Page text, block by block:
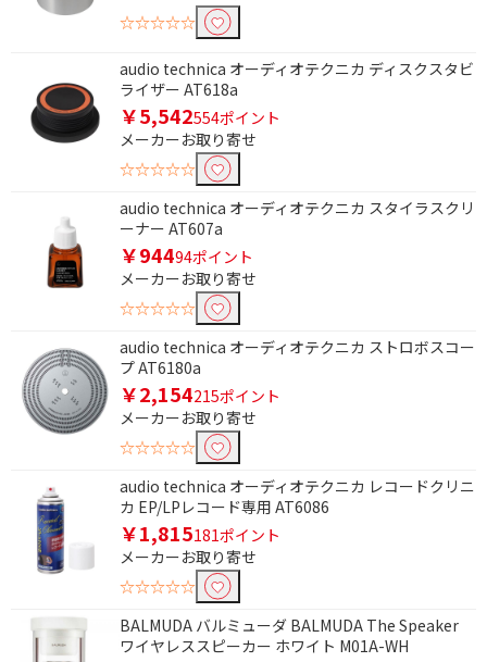
☆☆☆☆☆
audio technica オーディオテクニカ ディスクスタビ
ライザー AT618a
￥5,542554ポイント
メーカーお取り寄せ
☆☆☆☆☆
audio technica オーディオテクニカ スタイラスクリ
ーナー AT607a
￥94494ポイント
メーカーお取り寄せ
☆☆☆☆☆
audio technica オーディオテクニカ ストロボスコー
プ AT6180a
￥2,154215ポイント
メーカーお取り寄せ
☆☆☆☆☆
audio technica オーディオテクニカ レコードクリニ
カ EP/LPレコード専用 AT6086
￥1,815181ポイント
メーカーお取り寄せ
☆☆☆☆☆
BALMUDA バルミューダ BALMUDA The Speaker
ワイヤレススピーカー ホワイト M01A-WH
充電端子で絞り込む
ステレオ・モノラルで絞り込む
ステレオタイプ
本体形状で絞り込む
角型
ハンズフリー通話で絞り込む
ハンズフリー通話非対
応
オートスタンバイで絞り込む
オートスタンバイ非対